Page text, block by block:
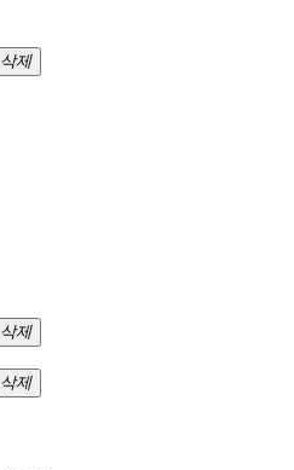
삭제
삭제
삭제